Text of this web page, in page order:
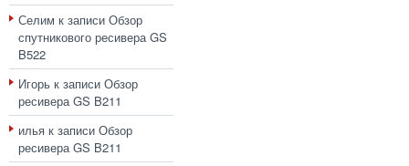
Селим к записи Обзор
спутникового ресивера GS
B522
Игорь к записи Обзор
ресивера GS B211
илья к записи Обзор
ресивера GS B211